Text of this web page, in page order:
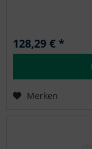
128,29 € *
Merken